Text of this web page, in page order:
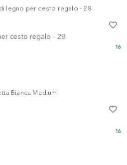
cesto regalo - 28
16
16